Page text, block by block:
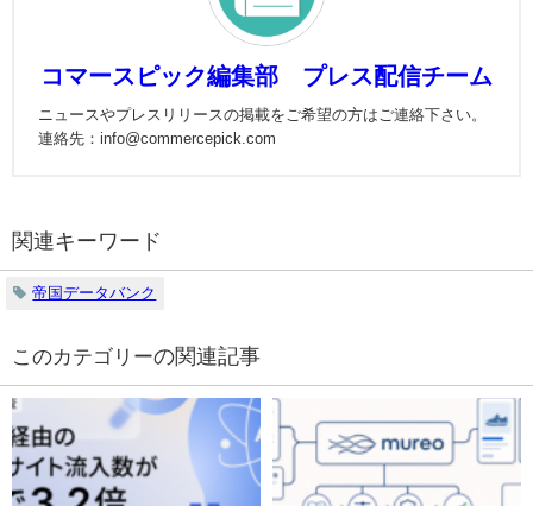
コマースピック編集部 プレス配信チーム
ニュースやプレスリリースの掲載をご希望の方はご連絡下さい。
連絡先：info@commercepick.com
関連キーワード
帝国データバンク
の関連記事